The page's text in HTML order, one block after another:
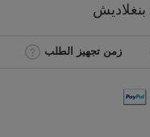
بنغلاديش
زمن تجهيز الطلب